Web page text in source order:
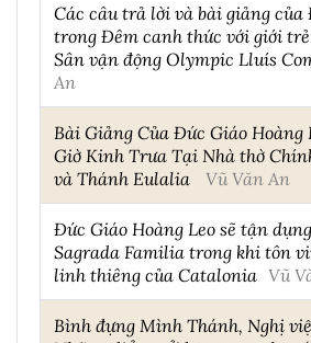
Các câu trả lời và bài giảng của
trong Đêm canh thức với giới
Sân vận động Olympic Lluís
An
Bài Giảng Của Đức Giáo Hoàng
Giờ Kinh Trưa Tại Nhà thờ
và Thánh Eulalia
Vũ Văn An
Đức Giáo Hoàng Leo sẽ tận
Sagrada Familia trong khi tôn
linh thiêng của Catalonia Vũ
Bình đựng Mình Thánh, Nghị